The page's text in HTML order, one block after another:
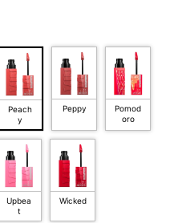
Peach
y
Peppy
Pomod
oro
Upbea
t
Wicked